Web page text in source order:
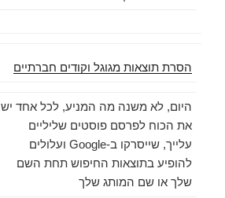
הסרת תוצאות מגוגל וקודים חברתיים
היום, לא משנה מה המניע, לכל אחד יש
את הכוח לפרסם פוסטים שליליים
עלייך, שייסרקו ב-Google ועלולים
להופיע בתוצאות החיפוש תחת השם
שלך או שם המותג שלך